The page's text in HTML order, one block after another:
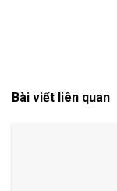
Bài viết liên quan